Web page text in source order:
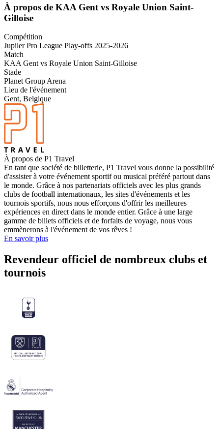
À propos de KAA Gent vs Royale Union Saint-
Gilloise
Compétition
Jupiler Pro League Play-offs 2025-2026
Match
KAA Gent vs Royale Union Saint-Gilloise
Stade
Planet Group Arena
Lieu de l'événement
Gent, Belgique
À propos de P1 Travel
En tant que société de billetterie, P1 Travel vous donne la possibilité
d'assister à votre événement sportif ou musical préféré partout dans
le monde. Grâce à nos partenariats officiels avec les plus grands
clubs de football internationaux, les sites d'événements et les
tournois sportifs, nous nous efforçons d'offrir les meilleures
expériences en direct dans le monde entier. Grâce à une large
gamme de billets officiels et de forfaits de voyage, nous vous
emmènerons à l'événement de vos rêves !
En savoir plus
Revendeur officiel de nombreux clubs et
tournois